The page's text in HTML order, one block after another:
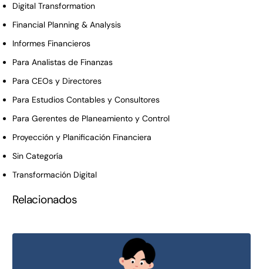
Digital Transformation
Financial Planning & Analysis
Informes Financieros
Para Analistas de Finanzas
Para CEOs y Directores
Para Estudios Contables y Consultores
Para Gerentes de Planeamiento y Control
Proyección y Planificación Financiera
Sin Categoría
Transformación Digital
Relacionados